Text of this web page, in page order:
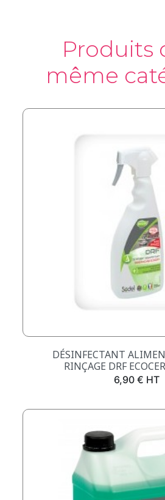
Produits
même
DÉSINFECTANT
RINÇAGE DRF
Prix
6,90 € HT